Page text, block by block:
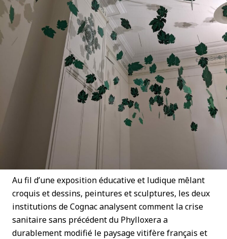
Au fil d’une exposition éducative et ludique mêlant
croquis et dessins, peintures et sculptures, les deux
institutions de Cognac analysent comment la crise
sanitaire sans précédent du Phylloxera a
durablement modifié le paysage vitifère français et